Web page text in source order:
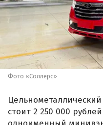
Фото «Соллерс»
стоит 2 250 000